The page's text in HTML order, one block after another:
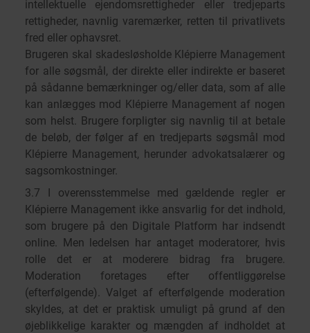
intellektuelle ejendomsrettigheder eller tredjeparts
rettigheder, navnlig varemærker, retten til privatlivets
fred eller ophavsret.
Brugeren skal skadesløsholde Klépierre Management
for alle søgsmål, der direkte eller indirekte er baseret
på sådanne bemærkninger og/eller data, som af alle
kan anlægges mod Klépierre Management af nogen
som helst. Brugere forpligter sig navnlig til at betale
de beløb, der følger af en tredjeparts søgsmål mod
Klépierre Management, herunder advokatsalærer og
sagsomkostninger.
3.7 I overensstemmelse med gældende regler er
Klépierre Management ikke ansvarlig for det indhold,
som brugere på den Digitale Platform har indsendt
online. Men ledelsen har antaget moderatorer, hvis
rolle det er at moderere bidrag fra brugere.
Moderation foretages efter offentliggørelse
(efterfølgende). Valget af efterfølgende moderation
skyldes, at det er praktisk umuligt på grund af den
øjeblikkelige karakter og mængden af indholdet at